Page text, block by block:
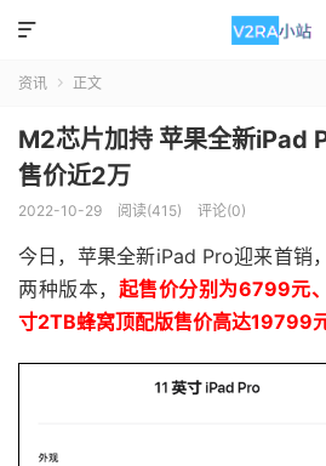

资讯  正文
M2芯片加持 苹果全新iPad
售价近2万
2022-10-29 阅读(415) 评论(0)
今日，苹果全新iPad Pro迎来首销
两种版本， 起售价分别为6799元
寸2TB蜂窝顶配版售价高达19799元